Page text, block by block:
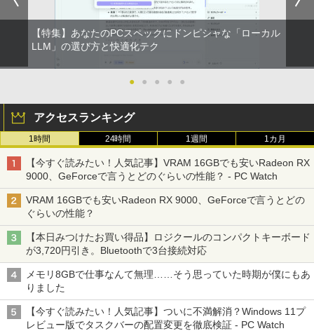
【特集】あなたのPCスペックにドンピシャな「ローカル
LLM」の選び方と快適化テク
● ● ● ● ●
アクセスランキング
1時間 24時間 1週間 1カ月
【今すぐ読みたい！人気記事】VRAM 16GBでも安いRadeon RX
9000、GeForceで言うとどのぐらいの性能？ - PC Watch
VRAM 16GBでも安いRadeon RX 9000、GeForceで言うとどの
ぐらいの性能？
【本日みつけたお買い得品】ロジクールのコンパクトキーボード
が3,720円引き。Bluetoothで3台接続対応
メモリ8GBで仕事なんて無理……そう思っていた時期が僕にもあ
りました
【今すぐ読みたい！人気記事】ついに不満解消？Windows 11プ
レビュー版でタスクバーの配置変更を徹底検証 - PC Watch